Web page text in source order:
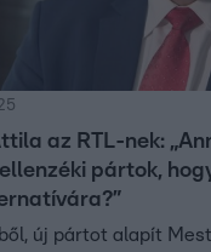
az RTL-nek:
pártok,
új pártot alapít